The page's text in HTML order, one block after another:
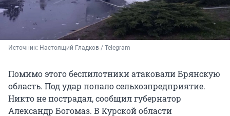
Источник: Настоящий Гладков / Telegram
Помимо этого беспилотники атаковали Брянскую
область. Под удар попало сельхозпредприятие.
Никто не пострадал, сообщил губернатор
Александр Богомаз. В Курской области